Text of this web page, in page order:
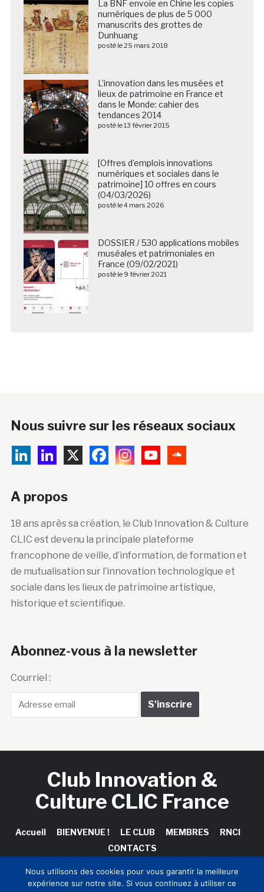
La BNF envoie en Chine les copies
numériques de plus de 5 000
manuscrits des grottes de
Dunhuang
posté le 25 mars 2018
L’innovation dans les musées et
lieux de patrimoine en France et
dans le Monde: cahier des
tendances 2014
posté le 13 février 2015
[Offres d’emplois innovations
numériques et sociales dans le
patrimoine] 10 offres en cours
(04/03/2026)
posté le 4 mars 2026
DOSSIER / 530 applications mobiles
muséales et patrimoniales en
France (09/02/2021)
posté le 9 février 2021
Nous suivre sur les réseaux sociaux
A propos
18 ans après sa création, le Club Innovation & Culture
CLIC est devenu la principale plateforme
francophone de veille, d’information, de formation et
de mutualisation sur l’innovation technologique et
sociale dans les lieux de patrimoine artistique,
historique et scientifique.
Abonnez-vous à la newsletter
Courriel :
Club Innovation &
Culture CLIC France
Accueil BIENVENUE ! LE CLUB MEMBRES
RNCI
CONTACTS
Nous utilisons des cookies pour vous garantir la meilleure
expérience sur notre site. Si vous continuez à utiliser ce